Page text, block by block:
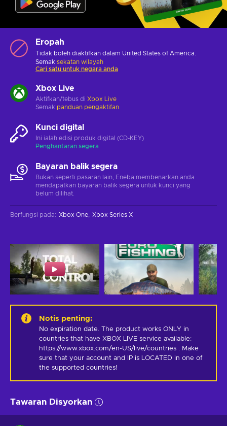
Eropah
Tidak boleh diaktifkan dalam United States of America.
Semak sekatan wilayah
Cari satu untuk negara anda
Xbox Live
Aktifkan/tebus di Xbox Live
Semak panduan pengaktifan
Kunci digital
Ini ialah edisi produk digital (CD-KEY)
Penghantaran segera
Bayaran balik segera
Bukan seperti pasaran lain, Eneba membenarkan anda
mendapatkan bayaran balik segera untuk kunci yang
belum dilihat.
Berfungsi pada: Xbox One Xbox Series X
Notis penting:
No expiration date. The product works ONLY in
countries that have XBOX LIVE service available:
https://www.xbox.com/en-US/live/countries . Make
sure that your account and IP is LOCATED in one of
the supported countries!
Tawaran Disyorkan